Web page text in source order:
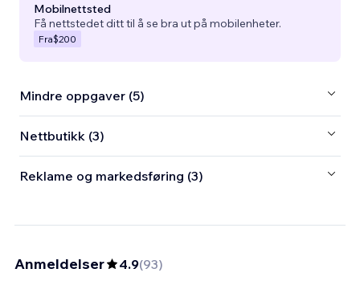
Mobilnettsted
Få nettstedet ditt til å se bra ut på mobilenheter.
Fra$200
Mindre oppgaver (5)
Nettbutikk (3)
Reklame og markedsføring (3)
Anmeldelser 4.9(93)